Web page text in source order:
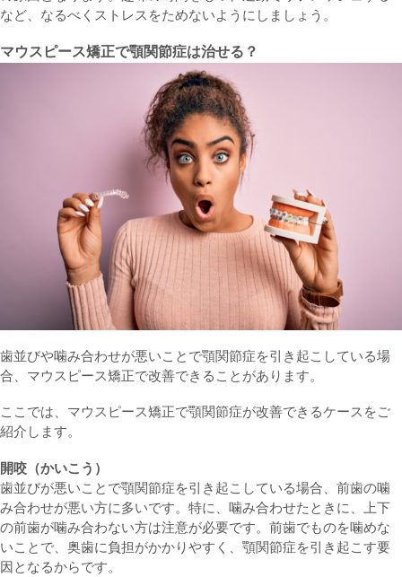
など、なるべくストレスをためないようにしましょう。
マウスピース矯正で顎関節症は治せる？
歯並びや噛み合わせが悪いことで顎関節症を引き起こしている場
合、マウスピース矯正で改善できることがあります。
ここでは、マウスピース矯正で顎関節症が改善できるケースをご
紹介します。
開咬（かいこう）
歯並びが悪いことで顎関節症を引き起こしている場合、前歯の噛
み合わせが悪い方に多いです。特に、噛み合わせたときに、上下
の前歯が噛み合わない方は注意が必要です。前歯でものを噛めな
いことで、奥歯に負担がかかりやすく、顎関節症を引き起こす要
因となるからです。